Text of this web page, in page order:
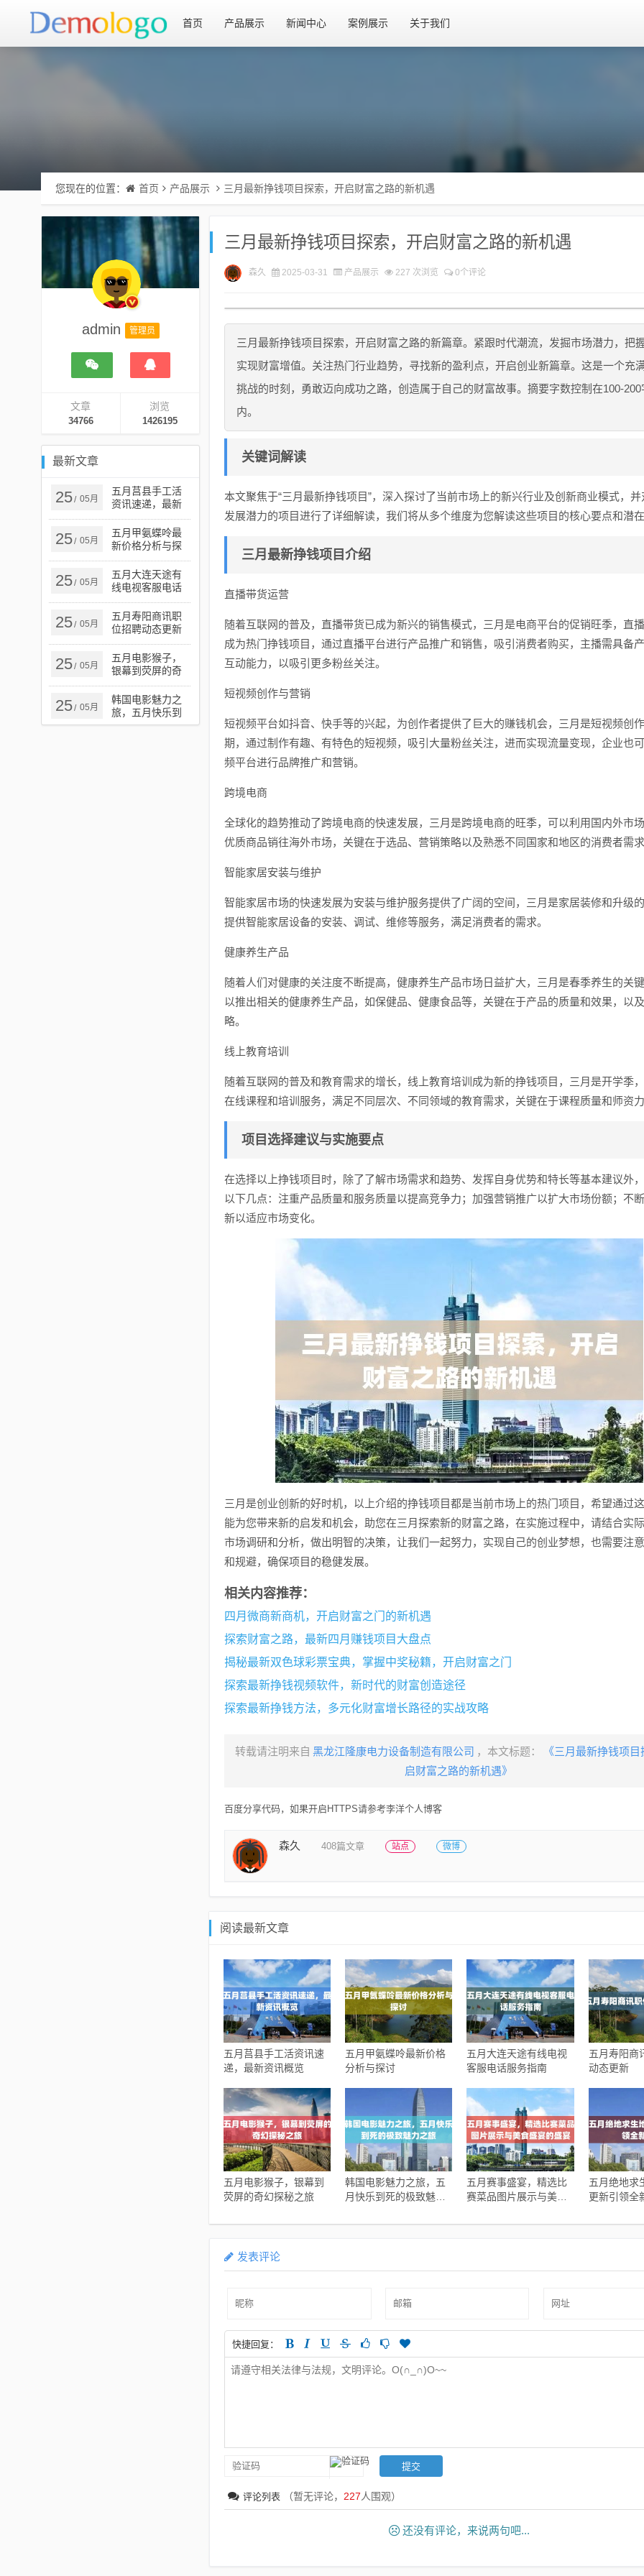
首页 产品展示 新闻中心 案例展示 关于我们
您现在的位置： 首页 产品展示 三月最新挣钱项目探索，开启财富之路的新机遇
admin 管理员
文章
34766
浏览
1426195
最新文章
25/ 05月
五月莒县手工活
资讯速递，最新
资讯概览
25/ 05月
五月甲氨蝶呤最
新价格分析与探
讨
25/ 05月
五月大连天途有
线电视客服电话
服务指南
25/ 05月
五月寿阳商讯职
位招聘动态更新
25/ 05月
五月电影猴子，
银幕到荧屏的奇
幻探秘之旅
25/ 05月
韩国电影魅力之
旅，五月快乐到
死的极致魅力之
三月最新挣钱项目探索，开启财富之路的新机遇
森久 2025-03-31 产品展示 227 次浏览 0个评论
三月最新挣钱项目探索，开启财富之路的新篇章。紧跟时代潮流，发掘市场潜力，把
实现财富增值。关注热门行业趋势，寻找新的盈利点，开启创业新篇章。这是一个充
挑战的时刻，勇敢迈向成功之路，创造属于自己的财富故事。摘要字数控制在100-200
内。
关键词解读
本文聚焦于“三月最新挣钱项目”，深入探讨了当前市场上的新兴行业及创新商业模式，
发展潜力的项目进行了详细解读，我们将从多个维度为您解读这些项目的核心要点和潜
三月最新挣钱项目介绍
直播带货运营
随着互联网的普及，直播带货已成为新兴的销售模式，三月是电商平台的促销旺季，直
成为热门挣钱项目，通过直播平台进行产品推广和销售，吸引消费者购买，主播需具备
互动能力，以吸引更多粉丝关注。
短视频创作与营销
短视频平台如抖音、快手等的兴起，为创作者提供了巨大的赚钱机会，三月是短视频创
期，通过制作有趣、有特色的短视频，吸引大量粉丝关注，进而实现流量变现，企业也
频平台进行品牌推广和营销。
跨境电商
全球化的趋势推动了跨境电商的快速发展，三月是跨境电商的旺季，可以利用国内外市
优质商品销往海外市场，关键在于选品、营销策略以及熟悉不同国家和地区的消费者需
智能家居安装与维护
智能家居市场的快速发展为安装与维护服务提供了广阔的空间，三月是家居装修和升级
提供智能家居设备的安装、调试、维修等服务，满足消费者的需求。
健康养生产品
随着人们对健康的关注度不断提高，健康养生产品市场日益扩大，三月是春季养生的关
以推出相关的健康养生产品，如保健品、健康食品等，关键在于产品的质量和效果，以
略。
线上教育培训
随着互联网的普及和教育需求的增长，线上教育培训成为新的挣钱项目，三月是开学季
在线课程和培训服务，满足不同层次、不同领域的教育需求，关键在于课程质量和师资
项目选择建议与实施要点
在选择以上挣钱项目时，除了了解市场需求和趋势、发挥自身优势和特长等基本建议外
以下几点：注重产品质量和服务质量以提高竞争力；加强营销推广以扩大市场份额；不
新以适应市场变化。
三月是创业创新的好时机，以上介绍的挣钱项目都是当前市场上的热门项目，希望通过
能为您带来新的启发和机会，助您在三月探索新的财富之路，在实施过程中，请结合实
市场调研和分析，做出明智的决策，让我们一起努力，实现自己的创业梦想，也需要注
和规避，确保项目的稳健发展。
相关内容推荐：
四月微商新商机，开启财富之门的新机遇
探索财富之路，最新四月赚钱项目大盘点
揭秘最新双色球彩票宝典，掌握中奖秘籍，开启财富之门
探索最新挣钱视频软件，新时代的财富创造途径
探索最新挣钱方法，多元化财富增长路径的实战攻略
转载请注明来自 黑龙江隆康电力设备制造有限公司 ，本文标题：
《三月最新挣钱项
启财富之路的新机遇》
百度分享代码，如果开启HTTPS请参考李洋个人博客
森久 408篇文章 站点 微博
阅读最新文章
五月莒县手工活资讯速
递，最新资讯概览
五月甲氨蝶呤最新价格
分析与探讨
五月大连天途有线电视
客服电话服务指南
五月寿阳商
动态更新
五月电影猴子，银幕到
荧屏的奇幻探秘之旅
韩国电影魅力之旅，五
月快乐到死的极致魅力
五月赛事盛宴，精选比
赛菜品图片展示与美食
五月绝地求
更新引领全
发表评论
快捷回复：
评论列表 （暂无评论， 227人围观）
还没有评论，来说两句吧...